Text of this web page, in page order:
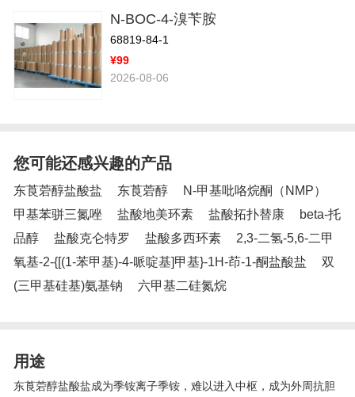
N-BOC-4-溴苄胺
68819-84-1
¥99
2026-08-06
您可能还感兴趣的产品
东莨菪醇盐酸盐 东莨菪醇
N-甲基吡咯烷酮（NMP）
甲基苯骈三氮唑
盐酸地美环素 盐酸拓扑替康
beta-托
品醇
盐酸克仑特罗 盐酸多西环素
2,3-二氢-5,6-二甲
氧基-2-{[(1-苯甲基)-4-哌啶基]甲基}-1H-茚-1-酮盐酸盐
双
(三甲基硅基)氨基钠
六甲基二硅氮烷
用途
东莨菪醇盐酸盐成为季铵离子季铵，难以进入中枢，成为外周抗胆